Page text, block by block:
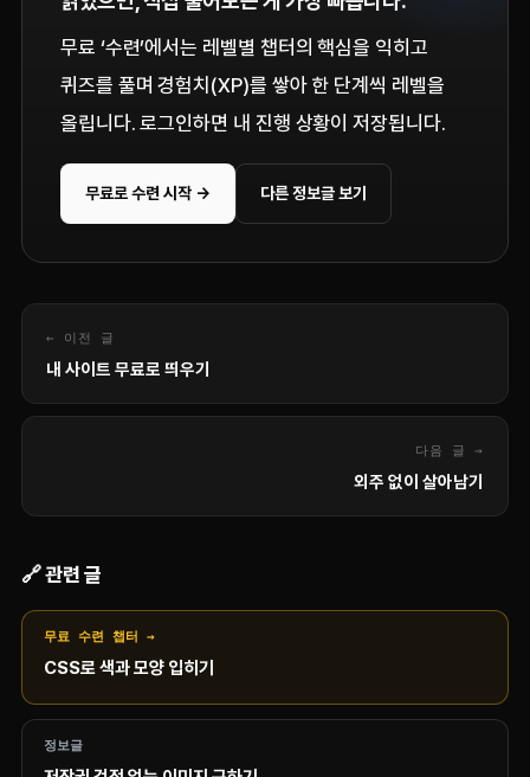
무료 ‘수련’에서는 레벨별 챕터의 핵심을 익히고
퀴즈를 풀며 경험치(XP)를 쌓아 한 단계씩 레벨을
올립니다. 로그인하면 내 진행 상황이 저장됩니다.
무료로 수련 시작 → 다른 정보글 보기
← 이전 글
내 사이트 무료로 띄우기
다음 글 →
외주 없이 살아남기
🔗 관련 글
무료 수련 챕터 →
CSS로 색과 모양 입히기
정보글